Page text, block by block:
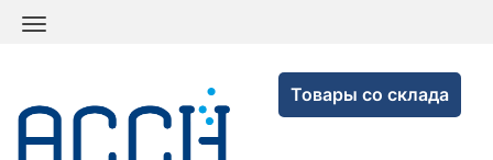
Товары со склада